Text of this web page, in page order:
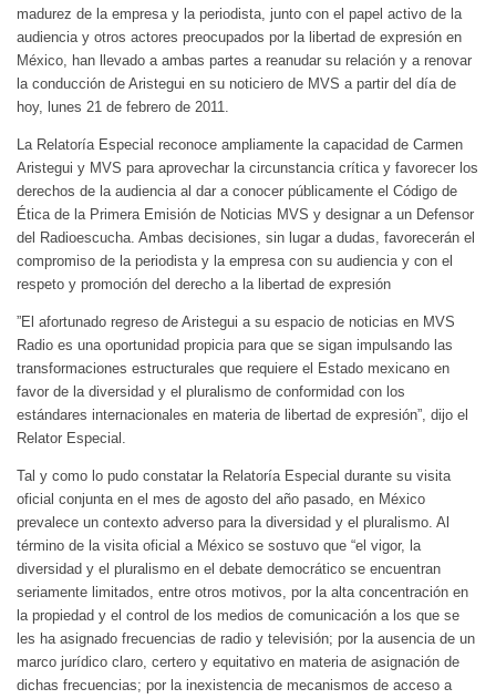
madurez de la empresa y la periodista, junto con el papel activo de la
audiencia y otros actores preocupados por la libertad de expresión en
México, han llevado a ambas partes a reanudar su relación y a renovar
la conducción de Aristegui en su noticiero de MVS a partir del día de
hoy, lunes 21 de febrero de 2011.
La Relatoría Especial reconoce ampliamente la capacidad de Carmen
Aristegui y MVS para aprovechar la circunstancia crítica y favorecer los
derechos de la audiencia al dar a conocer públicamente el Código de
Ética de la Primera Emisión de Noticias MVS y designar a un Defensor
del Radioescucha. Ambas decisiones, sin lugar a dudas, favorecerán el
compromiso de la periodista y la empresa con su audiencia y con el
respeto y promoción del derecho a la libertad de expresión
”El afortunado regreso de Aristegui a su espacio de noticias en MVS
Radio es una oportunidad propicia para que se sigan impulsando las
transformaciones estructurales que requiere el Estado mexicano en
favor de la diversidad y el pluralismo de conformidad con los
estándares internacionales en materia de libertad de expresión”, dijo el
Relator Especial.
Tal y como lo pudo constatar la Relatoría Especial durante su visita
oficial conjunta en el mes de agosto del año pasado, en México
prevalece un contexto adverso para la diversidad y el pluralismo. Al
término de la visita oficial a México se sostuvo que “el vigor, la
diversidad y el pluralismo en el debate democrático se encuentran
seriamente limitados, entre otros motivos, por la alta concentración en
la propiedad y el control de los medios de comunicación a los que se
les ha asignado frecuencias de radio y televisión; por la ausencia de un
marco jurídico claro, certero y equitativo en materia de asignación de
dichas frecuencias; por la inexistencia de mecanismos de acceso a